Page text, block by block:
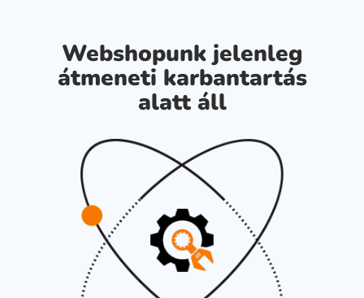
Webshopunk jelenleg
átmeneti karbantartás
alatt áll